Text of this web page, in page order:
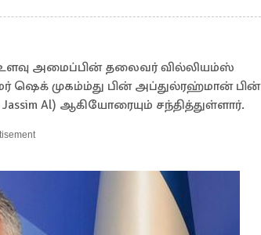
உளவு அமைப்பின் தலைவர் வில்லியம்ஸ்
ஷெக் முகம்ம்து பின் அப்துல்ரஹ்மான் பின்
Jassim Al) ஆகியோரையும் சந்தித்துள்ளார்.